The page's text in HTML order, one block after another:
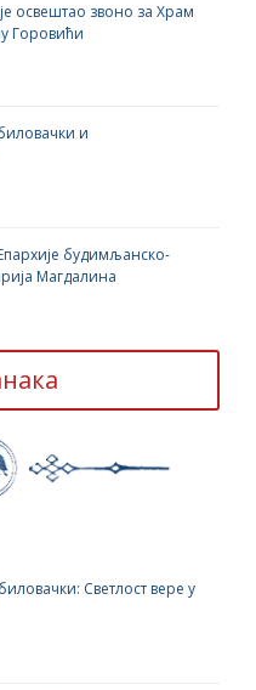
освештао звоно за Храм
Горовићи
и
будимљанско-
Магдалина
Светлост вере у